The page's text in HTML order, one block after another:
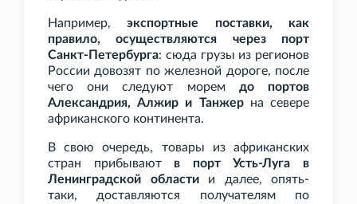
Например,экспортные поставки, как
правило, осуществляются через порт
Санкт-Петербурга: сюда грузы из регионов
России довозят по железной дороге, после
чего они следуют морем до портов
Александрия, Алжир и Танжерна севере
африканского континента.
В свою очередь, товары из африканских
стран прибывают в порт Усть-Луга в
Ленинградской областии далее, опять-
таки, доставляются получателям по